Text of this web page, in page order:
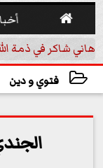

هاني شاكر في ذمة
فتوي و دين